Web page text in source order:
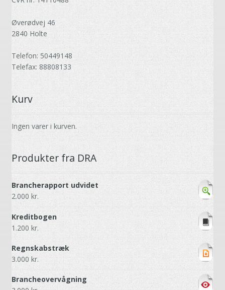
Øverødvej 46
2840 Holte
Telefon: 50449148
Telefax: 88808133
Kurv
Ingen varer i kurven.
Produkter fra DRA
Brancherapport udvidet
2.000 kr.
Kreditbogen
1.200 kr.
Regnskabstræk
3.000 kr.
Brancheovervågning